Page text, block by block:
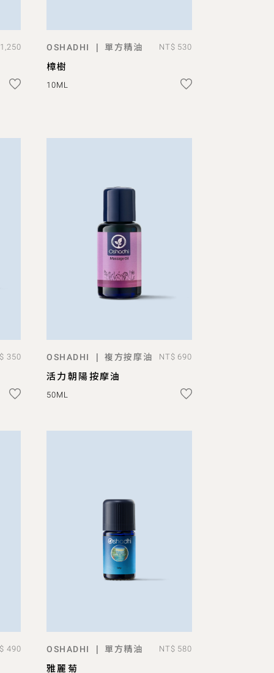
ADD TO BAG
OSHADHI | 單方精油 NT$ 530
樟樹
10ML
350 ADD TO BAG
OSHADHI | 複方按摩油 NT$ 690
活力朝陽按摩油
50ML
490 ADD TO BAG
OSHADHI | 單方精油 NT$ 580
雅麗菊